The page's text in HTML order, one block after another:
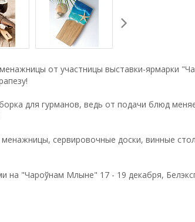
от участницы выставки-ярмарки
для гурманов, ведь от подачи блюд
сервировочные доски, винные
на "Чароўнам Млыне" 17 - 19 декабря,